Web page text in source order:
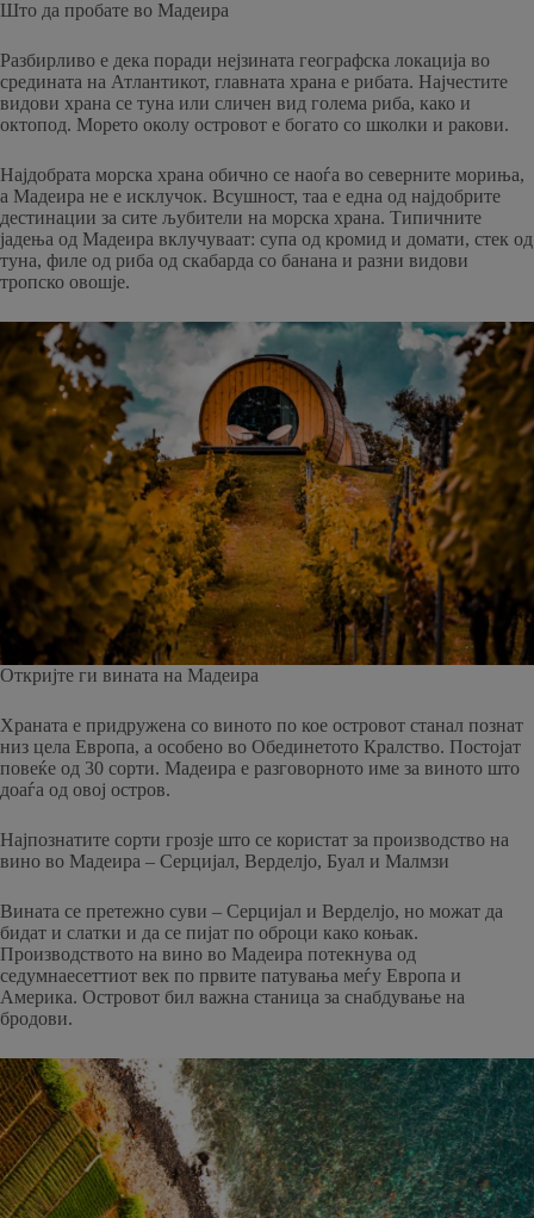
Што да пробате во Мадеира
Разбирливо е дека поради нејзината географска локација во
средината на Атлантикот, главната храна е рибата. Најчестите
видови храна се туна или сличен вид голема риба, како и
октопод. Морето околу островот е богато со школки и ракови.
Најдобрата морска храна обично се наоѓа во северните мориња,
а Мадеира не е исклучок. Всушност, таа е една од најдобрите
дестинации за сите љубители на морска храна. Типичните
јадења од Мадеира вклучуваат: супа од кромид и домати, стек од
туна, филе од риба од скабарда со банана и разни видови
тропско овошје.
Откријте ги вината на Мадеира
Храната е придружена со виното по кое островот станал познат
низ цела Европа, а особено во Обединетото Кралство. Постојат
повеќе од 30 сорти. Мадеира е разговорното име за виното што
доаѓа од овој остров.
Најпознатите сорти грозје што се користат за производство на
вино во Мадеира – Серцијал, Верделјо, Буал и Малмзи
Вината се претежно суви – Серцијал и Верделјо, но можат да
бидат и слатки и да се пијат по оброци како коњак.
Производството на вино во Мадеира потекнува од
седумнаесеттиот век по првите патувања меѓу Европа и
Америка. Островот бил важна станица за снабдување на
бродови.